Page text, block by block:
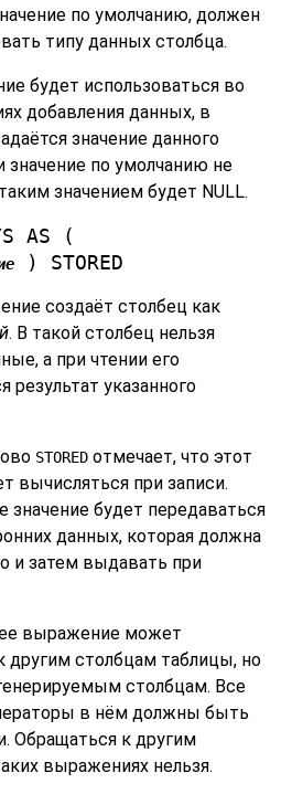
по умолчанию, должен
типу данных столбца.
будет использоваться во
добавления данных, в
значение данного
значение по умолчанию не
значением будет NULL.
AS (
) STORED
создаёт столбец как
. В такой столбец нельзя
а при чтении его
результат указанного
STORED отмечает, что этот
вычисляться при записи.
значение будет передаваться
данных, которая должна
и затем выдавать при
выражение может
другим столбцам таблицы, но
столбцам. Все
в нём должны быть
Обращаться к другим
выражениях нельзя.